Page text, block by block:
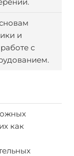
и
с
как